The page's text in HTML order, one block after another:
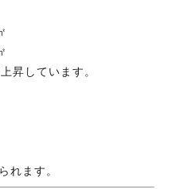
昇しています。
れます。